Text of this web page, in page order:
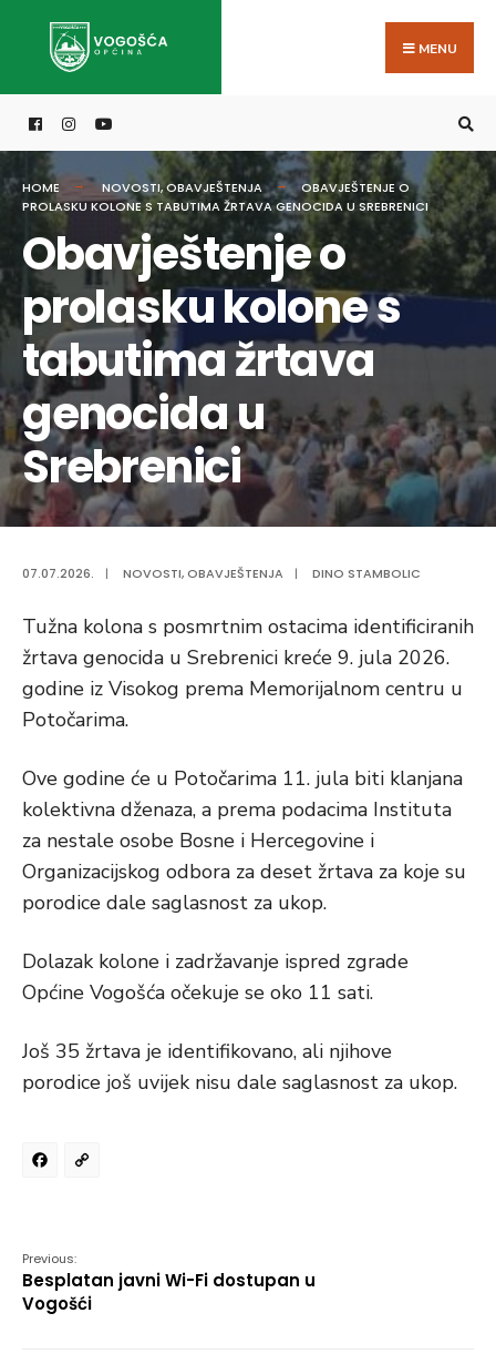
MENU
HOME NOVOSTI,OBAVJEŠTENJA
OBAVJEŠTENJE O
PROLASKU KOLONE S TABUTIMA ŽRTAVA GENOCIDA U SREBRENICI
Obavještenje o
prolasku kolone s
tabutima žrtava
genocida u
Srebrenici
07.07.2026. | NOVOSTI,OBAVJEŠTENJA | DINO STAMBOLIC
Tužna kolona s posmrtnim ostacima identificiranih
žrtava genocida u Srebrenici kreće 9. jula 2026.
godine iz Visokog prema Memorijalnom centru u
Potočarima.
Ove godine će u Potočarima 11. jula biti klanjana
kolektivna dženaza, a prema podacima Instituta
za nestale osobe Bosne i Hercegovine i
Organizacijskog odbora za deset žrtava za koje su
porodice dale saglasnost za ukop.
Dolazak kolone i zadržavanje ispred zgrade
Općine Vogošća očekuje se oko 11 sati.
Još 35 žrtava je identifikovano, ali njihove
porodice još uvijek nisu dale saglasnost za ukop.
Facebook
Previous:
Besplatan javni Wi-Fi dostupan u
Vogošći
for: